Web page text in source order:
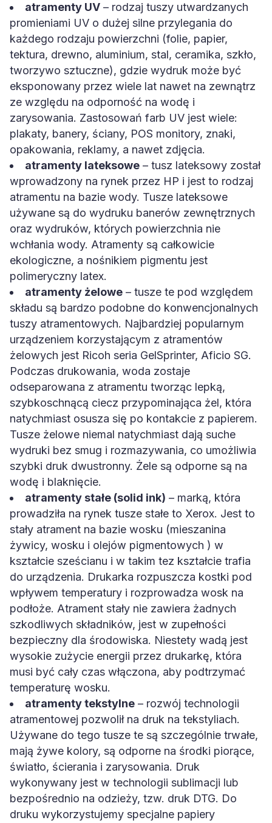
atramenty UV – rodzaj tuszy utwardzanych
promieniami UV o dużej silne przylegania do
każdego rodzaju powierzchni (folie, papier,
tektura, drewno, aluminium, stal, ceramika, szkło,
tworzywo sztuczne), gdzie wydruk może być
eksponowany przez wiele lat nawet na zewnątrz
ze względu na odporność na wodę i
zarysowania. Zastosowań farb UV jest wiele:
plakaty, banery, ściany, POS monitory, znaki,
opakowania, reklamy, a nawet zdjęcia.
atramenty lateksowe – tusz lateksowy został
wprowadzony na rynek przez HP i jest to rodzaj
atramentu na bazie wody. Tusze lateksowe
używane są do wydruku banerów zewnętrznych
oraz wydruków, których powierzchnia nie
wchłania wody. Atramenty są całkowicie
ekologiczne, a nośnikiem pigmentu jest
polimeryczny latex.
atramenty żelowe – tusze te pod względem
składu są bardzo podobne do konwencjonalnych
tuszy atramentowych. Najbardziej popularnym
urządzeniem korzystającym z atramentów
żelowych jest Ricoh seria GelSprinter, Aficio SG.
Podczas drukowania, woda zostaje
odseparowana z atramentu tworząc lepką,
szybkoschnącą ciecz przypominająca żel, która
natychmiast osusza się po kontakcie z papierem.
Tusze żelowe niemal natychmiast dają suche
wydruki bez smug i rozmazywania, co umożliwia
szybki druk dwustronny. Żele są odporne są na
wodę i blaknięcie.
atramenty stałe (solid ink) – marką, która
prowadziła na rynek tusze stałe to Xerox. Jest to
stały atrament na bazie wosku (mieszanina
żywicy, wosku i olejów pigmentowych ) w
kształcie sześcianu i w takim tez kształcie trafia
do urządzenia. Drukarka rozpuszcza kostki pod
wpływem temperatury i rozprowadza wosk na
podłoże. Atrament stały nie zawiera żadnych
szkodliwych składników, jest w zupełności
bezpieczny dla środowiska. Niestety wadą jest
wysokie zużycie energii przez drukarkę, która
musi być cały czas włączona, aby podtrzymać
temperaturę wosku.
atramenty tekstylne – rozwój technologii
atramentowej pozwolił na druk na tekstyliach.
Używane do tego tusze te są szczególnie trwałe,
mają żywe kolory, są odporne na środki piorące,
światło, ścierania i zarysowania. Druk
wykonywany jest w technologii sublimacji lub
bezpośrednio na odzieży, tzw. druk DTG. Do
druku wykorzystujemy specjalne papiery